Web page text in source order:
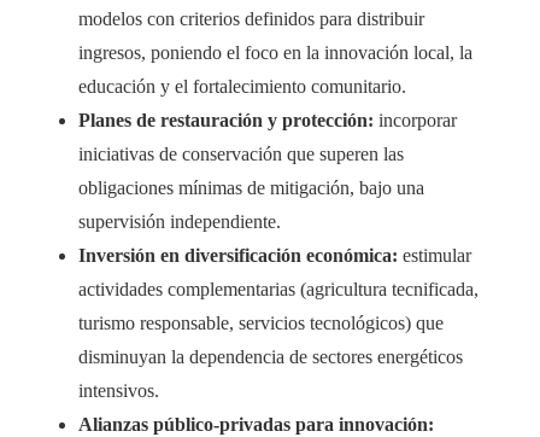
modelos con criterios definidos para distribuir
ingresos, poniendo el foco en la innovación local, la
educación y el fortalecimiento comunitario.
Planes de restauración y protección: incorporar
iniciativas de conservación que superen las
obligaciones mínimas de mitigación, bajo una
supervisión independiente.
Inversión en diversificación económica: estimular
actividades complementarias (agricultura tecnificada,
turismo responsable, servicios tecnológicos) que
disminuyan la dependencia de sectores energéticos
intensivos.
Alianzas público-privadas para innovación: